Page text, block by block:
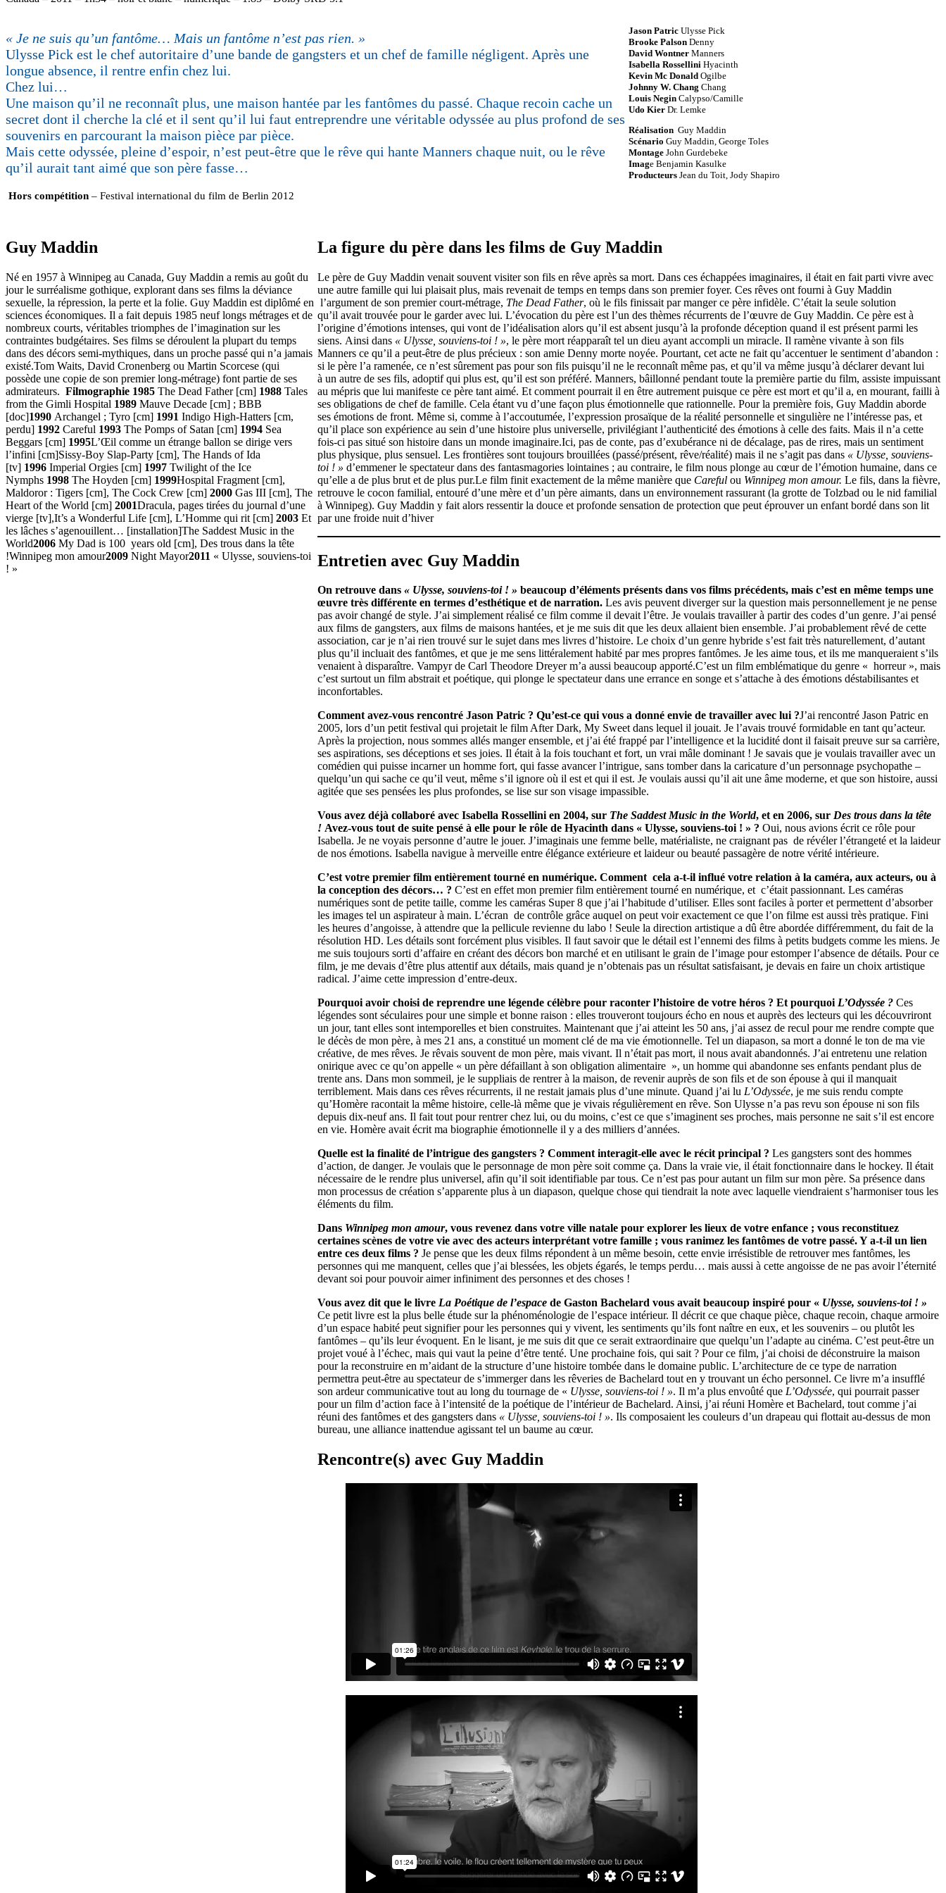
« Je ne suis qu’un fantôme… Mais un fantôme n’est pas rien. »
Ulysse Pick est le chef autoritaire d’une bande de gangsters et un chef de famille négligent. Après une
longue absence, il rentre enfin chez lui.
Chez lui…
Une maison qu’il ne reconnaît plus, une maison hantée par les fantômes du passé. Chaque recoin cache un
secret dont il cherche la clé et il sent qu’il lui faut entreprendre une véritable odyssée au plus profond de ses
souvenirs en parcourant la maison pièce par pièce.
Mais cette odyssée, pleine d’espoir, n’est peut-être que le rêve qui hante Manners chaque nuit, ou le rêve
qu’il aurait tant aimé que son père fasse…
Hors compétition – Festival international du film de Berlin 2012
Jason Patric Ulysse Pick
Brooke PalsonDenny
David Wontner Manners
Isabella RosselliniHyacinth
Kevin Mc Donald Ogilbe
Johnny W. Chang Chang
Louis Negin Calypso/Camille
Udo Kier Dr. Lemke
Réalisation Guy Maddin
Scénario Guy Maddin, George Toles
Montage John Gurdebeke
Image Benjamin Kasulke
Producteurs Jean du Toit, Jody Shapiro
Guy Maddin
Né en 1957 à Winnipeg au Canada, Guy Maddin a remis au goût du
jour le surréalisme gothique, explorant dans ses films la déviance
sexuelle, la répression, la perte et la folie. Guy Maddin est diplômé en
sciences économiques. Il a fait depuis 1985 neuf longs métrages et de
nombreux courts, véritables triomphes de l’imagination sur les
contraintes budgétaires. Ses films se déroulent la plupart du temps
dans des décors semi-mythiques, dans un proche passé qui n’a jamais
existé.Tom Waits, David Cronenberg ou Martin Scorcese (qui
possède une copie de son premier long-métrage) font partie de ses
admirateurs. Filmographie 1985 The Dead Father [cm] 1988 Tales
from the Gimli Hospital 1989 Mauve Decade [cm] ; BBB
[doc]1990 Archangel ; Tyro [cm] 1991 Indigo High-Hatters [cm,
perdu] 1992 Careful 1993 The Pomps of Satan [cm] 1994 Sea
Beggars [cm] 1995L’Œil comme un étrange ballon se dirige vers
l’infini [cm]Sissy-Boy Slap-Party [cm], The Hands of Ida
[tv] 1996 Imperial Orgies [cm] 1997 Twilight of the Ice
Nymphs 1998 The Hoyden [cm] 1999Hospital Fragment [cm],
Maldoror : Tigers [cm], The Cock Crew [cm] 2000 Gas III [cm], The
Heart of the World [cm] 2001Dracula, pages tirées du journal d’une
vierge [tv],It’s a Wonderful Life [cm], L’Homme qui rit [cm] 2003 Et
les lâches s’agenouillent… [installation]The Saddest Music in the
World2006 My Dad is 100 years old [cm], Des trous dans la tête
!Winnipeg mon amour2009 Night Mayor2011 « Ulysse, souviens-toi
! »
La figure du père dans les films de Guy Maddin
Le père de Guy Maddin venait souvent visiter son fils en rêve après sa mort. Dans ces échappées imaginaires, il était en fait parti vivre avec
une autre famille qui lui plaisait plus, mais revenait de temps en temps dans son premier foyer. Ces rêves ont fourni à Guy Maddin
l’argument de son premier court-métrage, The Dead Father, où le fils finissait par manger ce père infidèle. C’était la seule solution
qu’il avait trouvée pour le garder avec lui. L’évocation du père est l’un des thèmes récurrents de l’œuvre de Guy Maddin. Ce père est à
l’origine d’émotions intenses, qui vont de l’idéalisation alors qu’il est absent jusqu’à la profonde déception quand il est présent parmi les
siens. Ainsi dans « Ulysse, souviens-toi ! », le père mort réapparaît tel un dieu ayant accompli un miracle. Il ramène vivante à son fils
Manners ce qu’il a peut-être de plus précieux : son amie Denny morte noyée. Pourtant, cet acte ne fait qu’accentuer le sentiment d’abandon :
si le père l’a ramenée, ce n’est sûrement pas pour son fils puisqu’il ne le reconnaît même pas, et qu’il va même jusqu’à déclarer devant lui
à un autre de ses fils, adoptif qui plus est, qu’il est son préféré. Manners, bâillonné pendant toute la première partie du film, assiste impuissant
au mépris que lui manifeste ce père tant aimé. Et comment pourrait il en être autrement puisque ce père est mort et qu’il a, en mourant, failli à
ses obligations de chef de famille. Cela étant vu d’une façon plus émotionnelle que rationnelle. Pour la première fois, Guy Maddin aborde
ses émotions de front. Même si, comme à l’accoutumée, l’expression prosaïque de la réalité personnelle et singulière ne l’intéresse pas, et
qu’il place son expérience au sein d’une histoire plus universelle, privilégiant l’authenticité des émotions à celle des faits. Mais il n’a cette
fois-ci pas situé son histoire dans un monde imaginaire.Ici, pas de conte, pas d’exubérance ni de décalage, pas de rires, mais un sentiment
plus physique, plus sensuel. Les frontières sont toujours brouillées (passé/présent, rêve/réalité) mais il ne s’agit pas dans « Ulysse, souviens-
toi ! » d’emmener le spectateur dans des fantasmagories lointaines ; au contraire, le film nous plonge au cœur de l’émotion humaine, dans ce
qu’elle a de plus brut et de plus pur.Le film finit exactement de la même manière queCarefulou Winnipeg mon amour. Le fils, dans la fièvre,
retrouve le cocon familial, entouré d’une mère et d’un père aimants, dans un environnement rassurant (la grotte de Tolzbad ou le nid familial
à Winnipeg). Guy Maddin y fait alors ressentir la douce et profonde sensation de protection que peut éprouver un enfant bordé dans son lit
par une froide nuit d’hiver
Entretien avec Guy Maddin
On retrouve dans « Ulysse, souviens-toi ! » beaucoup d’éléments présents dans vos films précédents, mais c’est en même temps une
œuvre très différente en termes d’esthétique et de narration.Les avis peuvent diverger sur la question mais personnellement je ne pense
pas avoir changé de style. J’ai simplement réalisé ce film comme il devait l’être. Je voulais travailler à partir des codes d’un genre. J’ai pensé
aux films de gangsters, aux films de maisons hantées, et je me suis dit que les deux allaient bien ensemble. J’ai probablement rêvé de cette
association, car je n’ai rien trouvé sur le sujet dans mes livres d’histoire. Le choix d’un genre hybride s’est fait très naturellement, d’autant
plus qu’il incluait des fantômes, et que je me sens littéralement habité par mes propres fantômes. Je les aime tous, et ils me manqueraient s’ils
venaient à disparaître. Vampyr de Carl Theodore Dreyer m’a aussi beaucoup apporté.C’est un film emblématique du genre « horreur », mais
c’est surtout un film abstrait et poétique, qui plonge le spectateur dans une errance en songe et s’attache à des émotions déstabilisantes et
inconfortables.
Comment avez-vous rencontré Jason Patric ? Qu’est-ce qui vous a donné envie de travailler avec lui ?J’ai rencontré Jason Patric en
2005, lors d’un petit festival qui projetait le film After Dark, My Sweet dans lequel il jouait. Je l’avais trouvé formidable en tant qu’acteur.
Après la projection, nous sommes allés manger ensemble, et j’ai été frappé par l’intelligence et la lucidité dont il faisait preuve sur sa carrière,
ses aspirations, ses déceptions et ses joies. Il était à la fois touchant et fort, un vrai mâle dominant ! Je savais que je voulais travailler avec un
comédien qui puisse incarner un homme fort, qui fasse avancer l’intrigue, sans tomber dans la caricature d’un personnage psychopathe –
quelqu’un qui sache ce qu’il veut, même s’il ignore où il est et qui il est. Je voulais aussi qu’il ait une âme moderne, et que son histoire, aussi
agitée que ses pensées les plus profondes, se lise sur son visage impassible.
Vous avez déjà collaboré avec Isabella Rossellini en 2004, surThe Saddest Music in the World, et en 2006, sur Des trous dans la tête
!Avez-vous tout de suite pensé à elle pour le rôle de Hyacinth dans « Ulysse, souviens-toi ! » ? Oui, nous avions écrit ce rôle pour
Isabella. Je ne voyais personne d’autre le jouer. J’imaginais une femme belle, matérialiste, ne craignant pas de révéler l’étrangeté et la laideur
de nos émotions. Isabella navigue à merveille entre élégance extérieure et laideur ou beauté passagère de notre vérité intérieure.
C’est votre premier film entièrement tourné en numérique. Comment cela a-t-il influé votre relation à la caméra, aux acteurs, ou à
la conception des décors… ? C’est en effet mon premier film entièrement tourné en numérique, et c’était passionnant. Les caméras
numériques sont de petite taille, comme les caméras Super 8 que j’ai l’habitude d’utiliser. Elles sont faciles à porter et permettent d’absorber
les images tel un aspirateur à main. L’écran de contrôle grâce auquel on peut voir exactement ce que l’on filme est aussi très pratique. Fini
les heures d’angoisse, à attendre que la pellicule revienne du labo ! Seule la direction artistique a dû être abordée différemment, du fait de la
résolution HD. Les détails sont forcément plus visibles. Il faut savoir que le détail est l’ennemi des films à petits budgets comme les miens. Je
me suis toujours sorti d’affaire en créant des décors bon marché et en utilisant le grain de l’image pour estomper l’absence de détails. Pour ce
film, je me devais d’être plus attentif aux détails, mais quand je n’obtenais pas un résultat satisfaisant, je devais en faire un choix artistique
radical. J’aime cette impression d’entre-deux.
Pourquoi avoir choisi de reprendre une légende célèbre pour raconter l’histoire de votre héros ? Et pourquoiL’Odyssée ?Ces
légendes sont séculaires pour une simple et bonne raison : elles trouveront toujours écho en nous et auprès des lecteurs qui les découvriront
un jour, tant elles sont intemporelles et bien construites. Maintenant que j’ai atteint les 50 ans, j’ai assez de recul pour me rendre compte que
le décès de mon père, à mes 21 ans, a constitué un moment clé de ma vie émotionnelle. Tel un diapason, sa mort a donné le ton de ma vie
créative, de mes rêves. Je rêvais souvent de mon père, mais vivant. Il n’était pas mort, il nous avait abandonnés. J’ai entretenu une relation
onirique avec ce qu’on appelle « un père défaillant à son obligation alimentaire », un homme qui abandonne ses enfants pendant plus de
trente ans. Dans mon sommeil, je le suppliais de rentrer à la maison, de revenir auprès de son fils et de son épouse à qui il manquait
terriblement. Mais dans ces rêves récurrents, il ne restait jamais plus d’une minute. Quand j’ai lu L’Odyssée, je me suis rendu compte
qu’Homère racontait la même histoire, celle-là même que je vivais régulièrement en rêve. Son Ulysse n’a pas revu son épouse ni son fils
depuis dix-neuf ans. Il fait tout pour rentrer chez lui, ou du moins, c’est ce que s’imaginent ses proches, mais personne ne sait s’il est encore
en vie. Homère avait écrit ma biographie émotionnelle il y a des milliers d’années.
Quelle est la finalité de l’intrigue des gangsters ? Comment interagit-elle avec le récit principal ? Les gangsters sont des hommes
d’action, de danger. Je voulais que le personnage de mon père soit comme ça. Dans la vraie vie, il était fonction­naire dans le hockey. Il était
nécessaire de le rendre plus universel, afin qu’il soit identifiable par tous. Ce n’est pas pour autant un film sur mon père. Sa présence dans
mon processus de création s’apparente plus à un diapason, quelque chose qui tiendrait la note avec laquelle viendraient s’harmoniser tous les
éléments du film.
Dans Winnipeg mon amour, vous revenez dans votre ville natale pour explorer les lieux de votre enfance ; vous reconstituez
certaines scènes de votre vie avec des acteurs interprétant votre famille ; vous ranimez les fantômes de votre passé. Y a-t-il un lien
entre ces deux films ? Je pense que les deux films répondent à un même besoin, cette envie irrésistible de retrouver mes fantômes, les
personnes qui me manquent, celles que j’ai blessées, les objets égarés, le temps perdu… mais aussi à cette angoisse de ne pas avoir l’éternité
devant soi pour pouvoir aimer infiniment des personnes et des choses !
Vous avez dit que le livre La Poétique de l’espace de Gaston Bachelard vous avait beaucoup inspiré pour «Ulysse, souviens-toi ! »
Ce petit livre est la plus belle étude sur la phénoménologie de l’espace intérieur. Il décrit ce que chaque pièce, chaque recoin, chaque armoire
d’un espace habité peut signifier pour les personnes qui y vivent, les sentiments qu’ils font naître en eux, et les souvenirs – ou plutôt les
fantômes – qu’ils leur évoquent. En le lisant, je me suis dit que ce serait extraordinaire que quelqu’un l’adapte au cinéma. C’est peut-être un
projet voué à l’échec, mais qui vaut la peine d’être tenté. Une prochaine fois, qui sait ? Pour ce film, j’ai choisi de déconstruire la maison
pour la reconstruire en m’aidant de la structure d’une histoire tombée dans le domaine public. L’architecture de ce type de narration
permettra peut-être au spectateur de s’immerger dans les rêveries de Bachelard tout en y trouvant un écho personnel. Ce livre m’a insufflé
son ardeur communicative tout au long du tournage de « Ulysse, souviens-toi ! ». Il m’a plus envoûté que L’Odyssée, qui pourrait passer
pour un film d’action face à l’intensité de la poétique de l’intérieur de Bachelard. Ainsi, j’ai réuni Homère et Bachelard, tout comme j’ai
réuni des fantômes et des gangsters dans « Ulysse, souviens-toi ! ». Ils composaient les couleurs d’un drapeau qui flottait au-dessus de mon
bureau, une alliance inattendue agissant tel un baume au cœur.
Rencontre(s) avec Guy Maddin